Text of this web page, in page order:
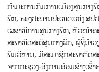
ກຳມະການກົມການເມືອງສູນກາງ
ພັກ, ຮອງປະທານປະເທດແຫ່ງ ສປ
ເລຂາທິການສູນກາງພັກ, ຫົວໜ້າຄ
ສະພາທິດສະດີສູນກາງພັກ, ຜູ້ຊີ້ນຳ
ພົມວິຫານ, ມີສະມາຊິກສະພາທິດສ
ຈາກກະຊວງ-ອົງການອ້ອມຂ້າງເຂົ້